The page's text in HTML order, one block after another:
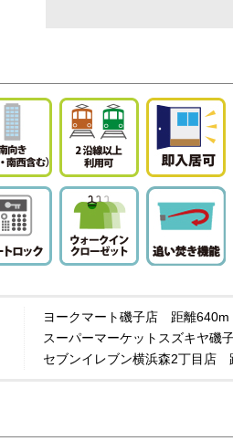
ヨークマート磯子店 距離
スーパーマーケットスズキヤ
セブンイレブン横浜森2丁目